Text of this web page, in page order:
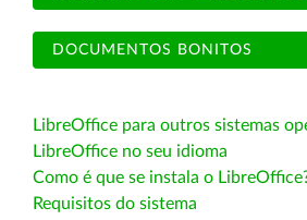
DOCUMENTOS BONITOS
LibreOffice para outros sistemas
LibreOffice no seu idioma
Como é que se instala o
Requisitos do sistema